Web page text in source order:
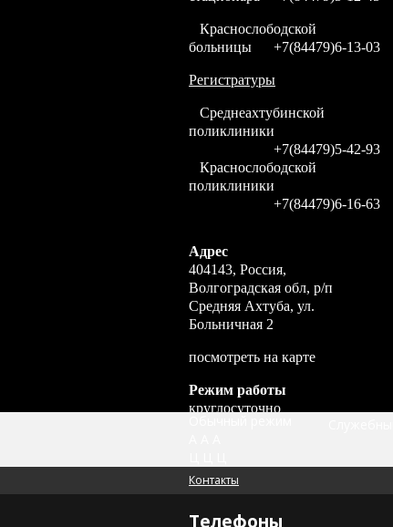
Краснослободской
больницы
+7(84479)6-13-03
Регистратуры
Среднеахтубинской
поликлиники
+7(84479)5-42-93
Краснослободской
поликлиники
+7(84479)6-16-63
Адрес
404143, Россия,
Волгоградская обл, р/п
Средняя Ахтуба, ул.
Больничная 2
посмотреть на карте
Режим работы
круглосуточно
Волгоградской области
Контакты
Телефоны